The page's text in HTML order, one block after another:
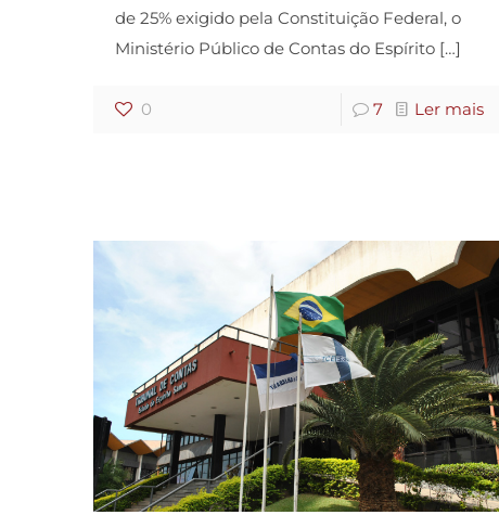
de 25% exigido pela Constituição Federal, o
Ministério Público de Contas do Espírito[…]
0 7 Ler mais